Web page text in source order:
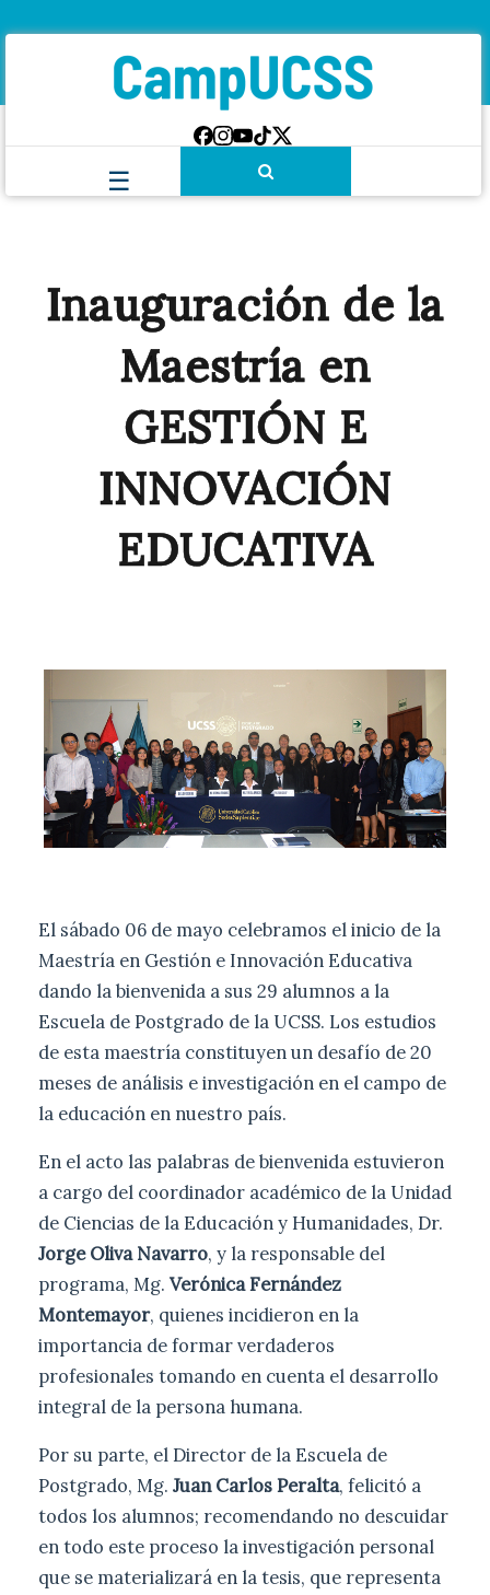
Inauguración de la
Maestría en
GESTIÓN E
INNOVACIÓN
EDUCATIVA
El sábado 06 de mayo celebramos el inicio de la
Maestría en Gestión e Innovación Educativa
dando la bienvenida a sus 29 alumnos a la
Escuela de Postgrado de la UCSS. Los estudios
de esta maestría constituyen un desafío de 20
meses de análisis e investigación en el campo de
la educación en nuestro país.
En el acto las palabras de bienvenida estuvieron
a cargo del coordinador académico de la Unidad
de Ciencias de la Educación y Humanidades, Dr.
Jorge Oliva Navarro, y la responsable del
programa, Mg. Verónica Fernández
Montemayor, quienes incidieron en la
importancia de formar verdaderos
profesionales tomando en cuenta el desarrollo
integral de la persona humana.
Por su parte, el Director de la Escuela de
Postgrado, Mg. Juan Carlos Peralta, felicitó a
todos los alumnos; recomendando no descuidar
en todo este proceso la investigación personal
que se materializará en la tesis, que representa